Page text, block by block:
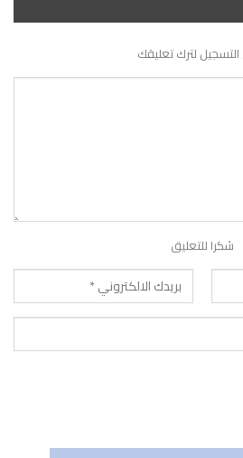
لترك تعليقك
شكرا للتعليق